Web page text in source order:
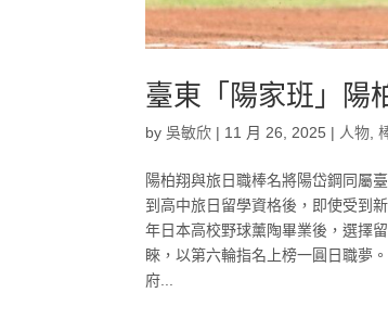
臺東「陽家班」陽
by吳敏欣 | 11 月 26, 2025 | 人物 ,
陽柏翔與旅日職棒名將陽岱鋼同屬
到高中旅日留學資格後，即使受到
年日本高校野球薰陶畢業後，選擇
睞，以第六輪指名上榜一圓日職夢
府...